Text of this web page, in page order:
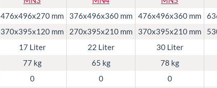
476x496x270 mm 376x496x360 mm 476x496x360 mm
370x395x120 mm 270x395x210 mm 370x395x210 mm
17 Liter 22 Liter 30 Liter
77 kg 65 kg 78 kg
0 0 0